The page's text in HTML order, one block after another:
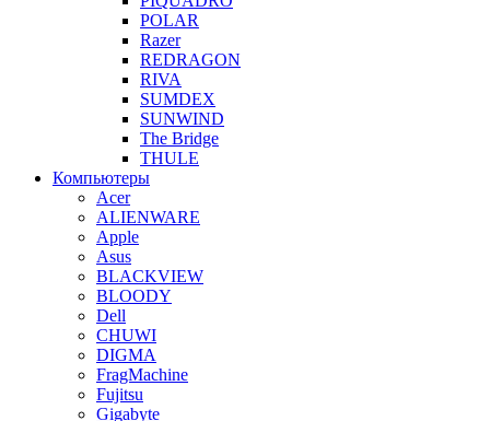
POLAR
Razer
REDRAGON
RIVA
SUMDEX
SUNWIND
The Bridge
THULE
Компьютеры
Acer
ALIENWARE
Apple
Asus
BLACKVIEW
BLOODY
Dell
CHUWI
DIGMA
FragMachine
Fujitsu
Gigabyte